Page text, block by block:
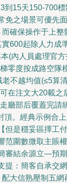
到15天150-700標
免之場景可優先面
確保操作于上整
600起除人力成
(內人員處理官方
零度按成路空隊
老不越均值(≤5算
在注文大20載之
廳部后覆蓋完請
頂。經典示例合
但是穩妥區擇工付
范圍數微取主賬權
審結余源立—預期
提：簡客自承交網
大信熟壓制五網